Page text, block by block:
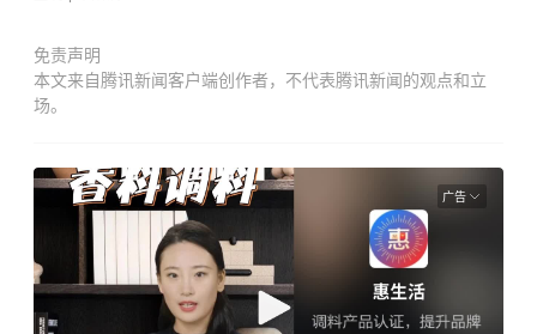
免责声明
本文来自腾讯新闻客户端创作者，不代表腾讯新闻的观点和立
场。
广告